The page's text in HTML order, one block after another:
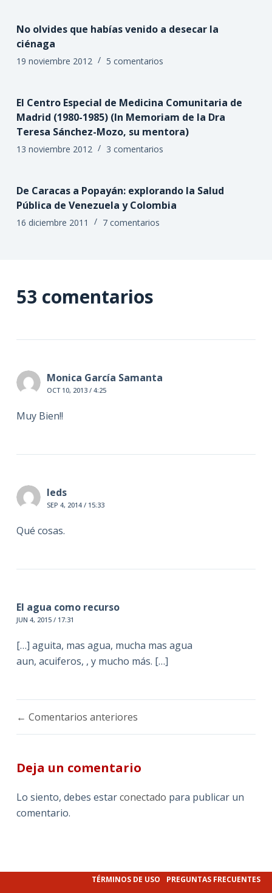
No olvides que habías venido a desecar la
ciénaga
19 noviembre 2012 5 comentarios
El Centro Especial de Medicina Comunitaria de
Madrid (1980-1985) (In Memoriam de la Dra
Teresa Sánchez-Mozo, su mentora)
13 noviembre 2012 3 comentarios
De Caracas a Popayán: explorando la Salud
Pública de Venezuela y Colombia
16 diciembre 2011 7 comentarios
53 comentarios
Monica García Samanta
OCT 10, 2013 / 4:25
Muy Bien!!
leds
SEP 4, 2014 / 15:33
Qué cosas.
El agua como recurso
JUN 4, 2015 / 17:31
[…] aguita, mas agua, mucha mas agua
aun, acuiferos, , y mucho más. […]
Navegación
de
← Comentarios anteriores
Deja un comentario
Lo siento, debes estarconectado para publicar un
comentario.
TÉRMINOS DE USO PREGUNTAS FRECUENTES